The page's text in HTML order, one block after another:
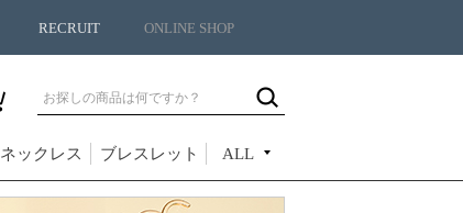
RECRUIT ONLINE SHOP
ネックレス ブレスレット ALL